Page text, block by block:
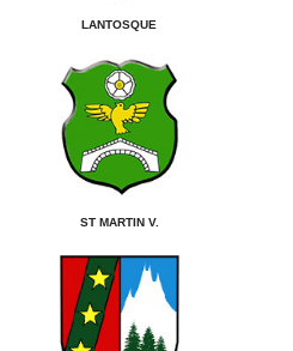
LANTOSQUE
ST MARTIN V.